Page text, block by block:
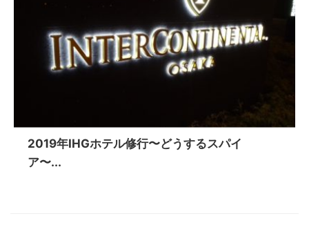
2019年IHGホテル修行〜どうするスパイ
ア〜...